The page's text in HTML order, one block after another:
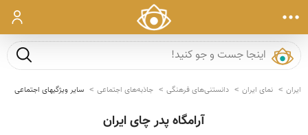
ورود
جست و
ایران نمای ایران دانستنی‌های فرهنگی جاذبه‌های اجتماعی سایر ویژگیهای اجتماعی
آرامگاه پدر چای ایران